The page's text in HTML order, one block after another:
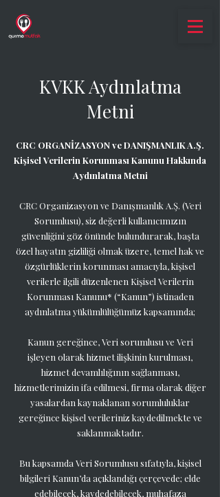
KVKK Aydınlatma
Metni
CRC ORGANİZASYON ve DANIŞMANLIK A.Ş.
Kişisel Verilerin Korunması Kanunu Hakkında
Aydınlatma Metni
CRC Organizasyon ve Danışmanlık A.Ş. (Veri
Sorumlusu), siz değerli kullanıcımızın
güvenliğini göz önünde bulundurarak, başta
özel hayatın gizliliği olmak üzere, temel hak ve
özgürlüklerin korunması amacıyla, kişisel
verilerle ilgili düzenlenen Kişisel Verilerin
Korunması Kanunu* (“Kanun”) istinaden
aydınlatma yükümlülüğümüz kapsamında;
Kanun gereğince, Veri sorumlusu ve Veri
işleyen olarak hizmet ilişkinin kurulması,
hizmet devamlılığının sağlanması,
hizmetlerimizin ifa edilmesi, firma olarak diğer
yasalardan kaynaklanan sorumluluklar
gereğince kişisel verileriniz kaydedilmekte ve
saklanmaktadır.
Bu kapsamda Veri Sorumlusu sıfatıyla, kişisel
bilgileri Kanun’da açıklandığı çerçevede; elde
edebilecek, kaydedebilecek, muhafaza